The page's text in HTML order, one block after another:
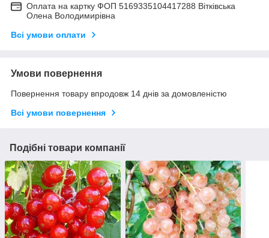
Оплата на картку ФОП 5169335104417288 Вітківська
Олена Володимирівна
Всі умови оплати
Умови повернення
Повернення товару впродовж 14 днів за домовленістю
Всі умови повернення
Подібні товари компанії